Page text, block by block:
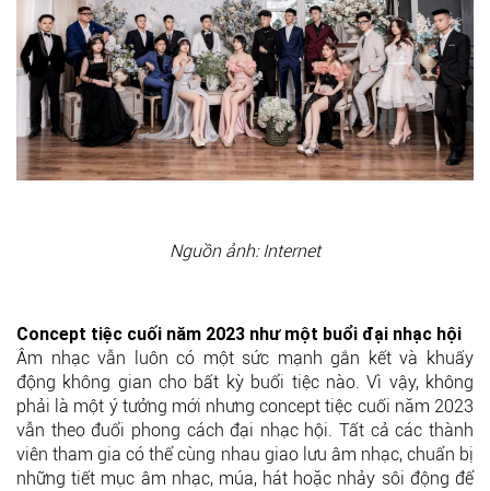
Nguồn ảnh: Internet
Concept tiệc cuối năm 2023 như một buổi đại nhạc hội
Âm nhạc vẫn luôn có một sức mạnh gắn kết và khuấy
động không gian cho bất kỳ buổi tiệc nào. Vì vậy, không
phải là một ý tưởng mới nhưng concept tiệc cuối năm 2023
vẫn theo đuổi phong cách đại nhạc hội. Tất cả các thành
viên tham gia có thể cùng nhau giao lưu âm nhạc, chuẩn bị
những tiết mục âm nhạc, múa, hát hoặc nhảy sôi động để